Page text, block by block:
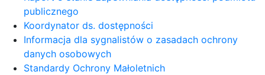
publicznego
Koordynator ds. dostępności
Informacja dla sygnalistów o zasadach ochrony
danych osobowych
Standardy Ochrony Małoletnich